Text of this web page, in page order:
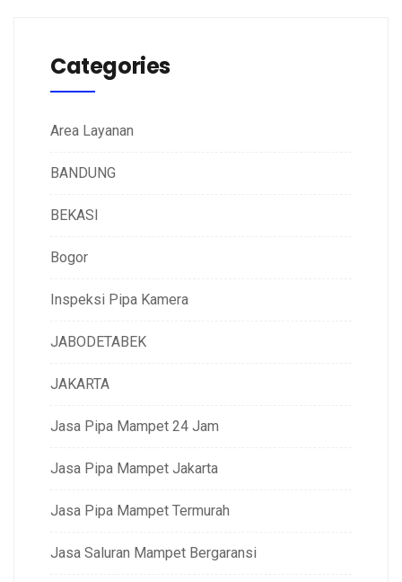
Categories
Area Layanan
BANDUNG
BEKASI
Bogor
Inspeksi Pipa Kamera
JABODETABEK
JAKARTA
Jasa Pipa Mampet 24 Jam
Jasa Pipa Mampet Jakarta
Jasa Pipa Mampet Termurah
Jasa Saluran Mampet Bergaransi